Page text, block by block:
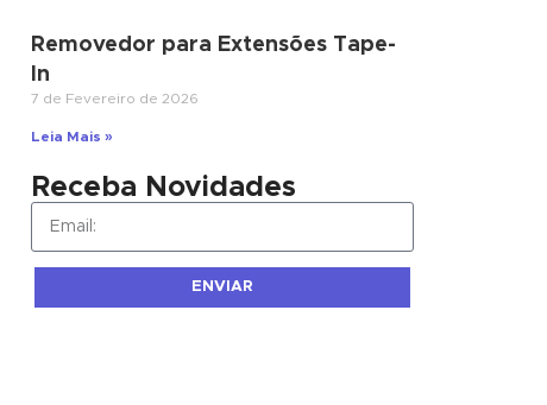
Removedor para Extensões Tape-
In
7 de Fevereiro de 2026
Leia Mais »
Receba Novidades
ENVIAR